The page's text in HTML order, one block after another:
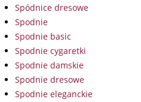
Spódnice dresowe
Spodnie
Spodnie basic
Spodnie cygaretki
Spodnie damskie
Spodnie dresowe
Spodnie eleganckie